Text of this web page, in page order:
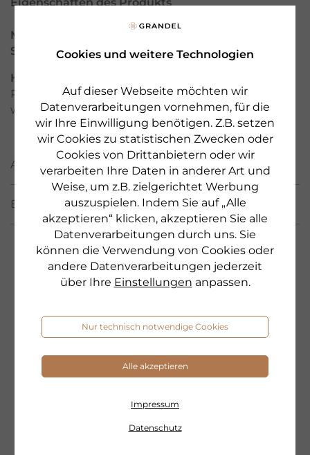
Cookies und weitere Technologien
Auf dieser Webseite möchten wir
Datenverarbeitungen vornehmen, für die
wir Ihre Einwilligung benötigen. Z.B. setzen
wir Cookies zu statistischen Zwecken oder
Cookies von Drittanbietern oder wir
verarbeiten Ihre Daten in anderer Art und
Weise, um z.B. zielgerichtet Werbung
auszuspielen. Indem Sie auf „Alle
akzeptieren“ klicken, akzeptieren Sie alle
Datenverarbeitungen durch uns. Sie
können die Verwendung von Cookies oder
andere Datenverarbeitungen jederzeit
über Ihre Einstellungen anpassen.
Nur technisch notwendige Cookies
Alle akzeptieren
Impressum
Datenschutz
Marke:
Serie:
Weizenkeime & Ballaststoffe
Hersteller:
Pfladergasse 7 - 13, 86150 Augsburg, GERMANY,
www.grandel.de
ANWENDUNG
BEWERTUNGEN(143)